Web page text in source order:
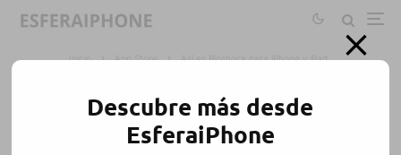
Inicio App Store Así es Bioshock para iPhone y iPad
ASÍ ES BIOSHOCK PARA IPHONE Y IPAD
M. Alejandro W. García Fuentes (Esfera)
Descubre más desde
EsferaiPhone